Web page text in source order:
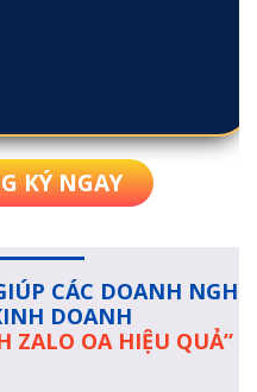
KÝ NGAY
CÁC DOANH NGHIỆP
DOANH
ZALO OA HIỆU QUẢ”